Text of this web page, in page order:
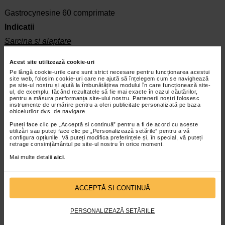
Acest site utilizează cookie-uri
Pe lângă cookie-urile care sunt strict necesare pentru funcționarea acestui
site web, folosim cookie-uri care ne ajută să înțelegem cum se navighează
pe site-ul nostru și ajută la îmbunătățirea modului în care funcționează site-
ul, de exemplu, făcând rezultatele să fie mai exacte în cazul căutărilor,
pentru a măsura performanța site-ului nostru. Partenerii noștri folosesc
instrumente de urmărire pentru a oferi publicitate personalizată pe baza
obiceiurilor dvs. de navigare.
Puteți face clic pe „Acceptă si continuă” pentru a fi de acord cu aceste
utilizări sau puteți face clic pe „Personalizează setările” pentru a vă
configura opțiunile. Vă puteți modifica preferințele și, în special, vă puteți
retrage consimțământul pe site-ul nostru în orice moment.
Mai multe detalii aici
ACCEPTĂ SI CONTINUĂ
PERSONALIZEAZĂ SETĂRILE
Gastrocynesine 60 comprimate
Indicatii
Sarcina si alaptare
perioadei de alaptare sa cereti sfatul medicului sau
farmacistului inaintea utilizarii unui medicament.
Interactiuni medicamentoase
Pentru evitarea eventualelor interactiuni intre mai multe
medicamente, semnalati medicului sau farmacistului orice alt
tratament In curs.
Mod de Administrare
principale. In cazul in care este necesar, se repeta
indulcit, ele pot fi supte lent sau dizolvate in putina apa.
infoline@catena.ro CallCenter